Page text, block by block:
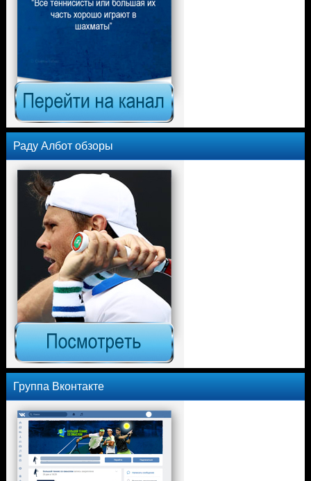
Раду Албот обзоры
Группа Вконтакте